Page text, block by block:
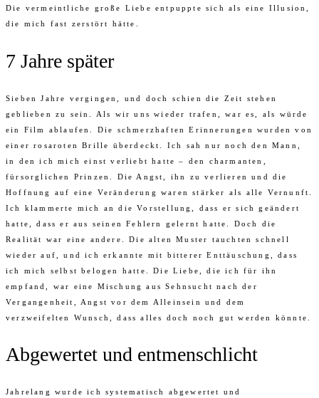
Die vermeintliche große Liebe entpuppte sich als eine Illusion,
die mich fast zerstört hätte.
7 Jahre später
Sieben Jahre vergingen, und doch schien die Zeit stehen
geblieben zu sein. Als wir uns wieder trafen, war es, als würde
ein Film ablaufen. Die schmerzhaften Erinnerungen wurden von
einer rosaroten Brille überdeckt. Ich sah nur noch den Mann,
in den ich mich einst verliebt hatte – den charmanten,
fürsorglichen Prinzen. Die Angst, ihn zu verlieren und die
Hoffnung auf eine Veränderung waren stärker als alle Vernunft.
Ich klammerte mich an die Vorstellung, dass er sich geändert
hatte, dass er aus seinen Fehlern gelernt hatte. Doch die
Realität war eine andere. Die alten Muster tauchten schnell
wieder auf, und ich erkannte mit bitterer Enttäuschung, dass
ich mich selbst belogen hatte. Die Liebe, die ich für ihn
empfand, war eine Mischung aus Sehnsucht nach der
Vergangenheit, Angst vor dem Alleinsein und dem
verzweifelten Wunsch, dass alles doch noch gut werden könnte.
Abgewertet und entmenschlicht
Jahrelang wurde ich systematisch abgewertet und